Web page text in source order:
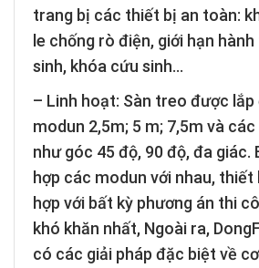
trang bị các thiết bị an toàn:
le chống rò điện, giới hạn
sinh, khóa cứu sinh…
– Linh hoạt: Sàn treo được
modun 2,5m; 5 m; 7,5m và
như góc 45 độ, 90 độ, đa giác.
hợp các modun với nhau, thiết
hợp với bất kỳ phương án thi
khó khăn nhất, Ngoài ra,
có các giải pháp đặc biệt về